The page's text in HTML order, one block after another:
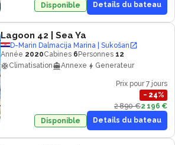
Disponible
Details du bateau
Lagoon 42 | Sea Ya
D-Marin Dalmacija Marina | Sukošan
Année 2020Cabines 6 Personnes 12
Climatisation
Annexe Generateur
Prix pour 7 jours
− 24%
2 890 €2 196 €
Disponible
Details du bateau